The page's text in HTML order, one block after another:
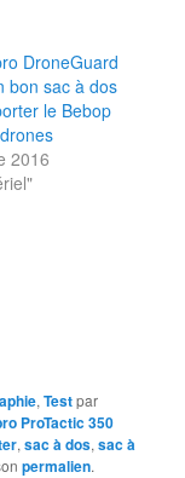
DroneGuard
bon sac à dos
le Bebop
2016
,Testpar
ProTactic 350
,sac à dos,sac à
permalien.